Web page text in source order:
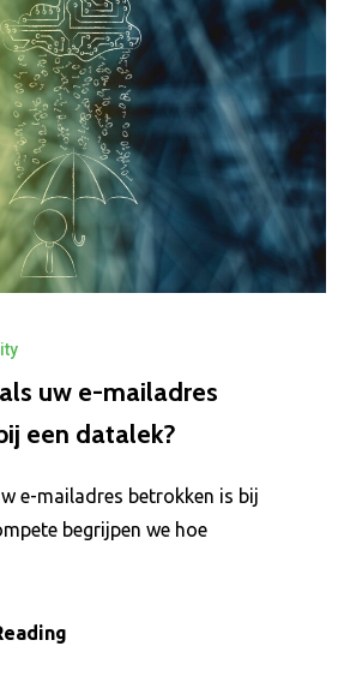
uw e-mailadres
een datalek?
e-mailadres betrokken is bij
begrijpen we hoe